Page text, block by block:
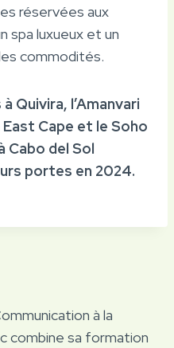
réservées aux
spa luxueux et un
commodités.
Quivira, l’Amanvari
Cape et le Soho
Cabo del Sol
portes en 2024.
à la
combine sa formation